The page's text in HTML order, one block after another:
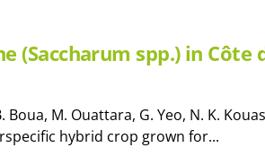
spp.) in Côte
M. Ouattara, G. Yeo, N. K.
hybrid crop grown for...